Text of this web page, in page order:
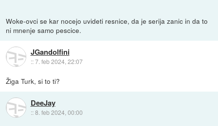
Woke-ovci se kar nocejo uvideti resnice, da je serija zanic in da to
ni mnenje samo pescice.
JGandolfini
::7. feb 2024, 22:07
Žiga Turk, si to ti?
DeeJay
::8. feb 2024, 00:00